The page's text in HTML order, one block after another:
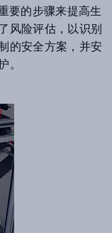
要的步骤来提高生
风险评估，以识别
的安全方案，并安